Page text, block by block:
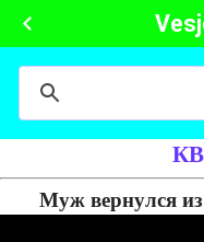
Муж вернулся